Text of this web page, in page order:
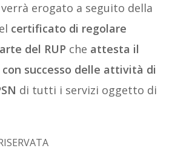
erogato a seguito della
certificato di regolare
del RUP che attesta il
successo delle attività di
di tutti i servizi oggetto di